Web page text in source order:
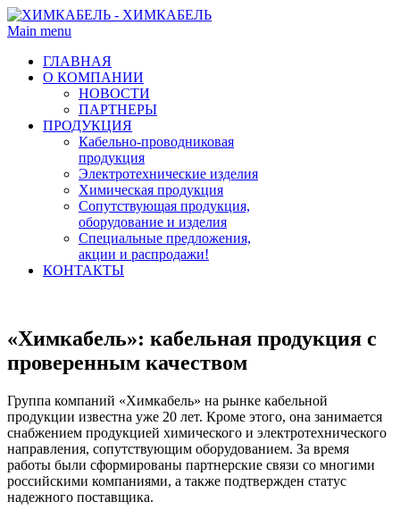
Main menu
ГЛАВНАЯ
О КОМПАНИИ
НОВОСТИ
ПАРТНЕРЫ
ПРОДУКЦИЯ
Кабельно-проводниковая
продукция
Электротехнические изделия
Химическая продукция
Сопутствующая продукция,
оборудование и изделия
Специальные предложения,
акции и распродажи!
КОНТАКТЫ
«Химкабель»: кабельная продукция с
проверенным качеством
Группа компаний «Химкабель» на рынке кабельной
продукции известна уже 20 лет. Кроме этого, она занимается
снабжением продукцией химического и электротехнического
направления, сопутствующим оборудованием. За время
работы были сформированы партнерские связи со многими
российскими компаниями, а также подтвержден статус
надежного поставщика.